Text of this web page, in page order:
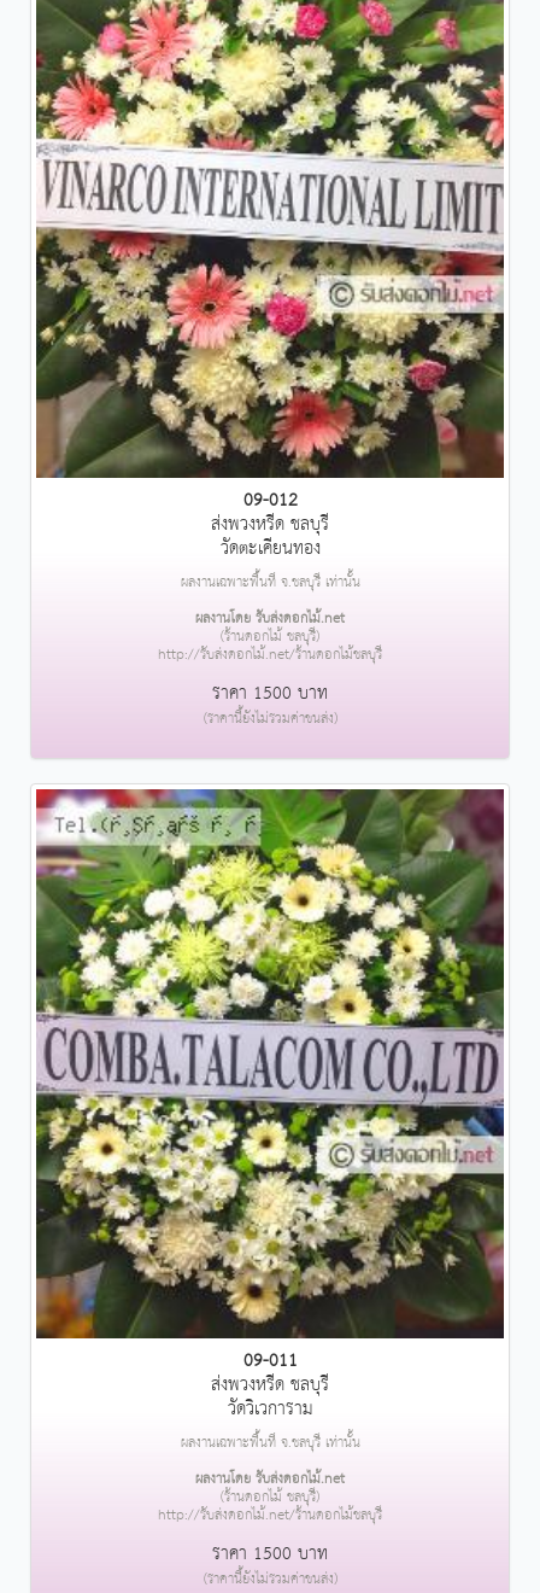
09-012
ส่งพวงหรีด ชลบุรี
วัดตะเคียนทอง
ผลงานเฉพาะพื้นที่ จ.ชลบุรี เท่านั้น
ผลงานโดย รับส่งดอกไม้.net
(ร้านดอกไม้ ชลบุรี)
http://รับส่งดอกไม้.net/ร้านดอกไม้ชลบุรี
ราคา 1500 บาท
(ราคานี้ยังไม่รวมค่าขนส่ง)
09-011
ส่งพวงหรีด ชลบุรี
วัดวิเวการาม
ผลงานเฉพาะพื้นที่ จ.ชลบุรี เท่านั้น
ผลงานโดย รับส่งดอกไม้.net
(ร้านดอกไม้ ชลบุรี)
http://รับส่งดอกไม้.net/ร้านดอกไม้ชลบุรี
ราคา 1500 บาท
(ราคานี้ยังไม่รวมค่าขนส่ง)